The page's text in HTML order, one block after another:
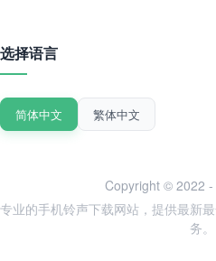
选择语言
简体中文 繁体中文
Copyright © 2022
专业的手机铃声下载网站，提供最新
务。